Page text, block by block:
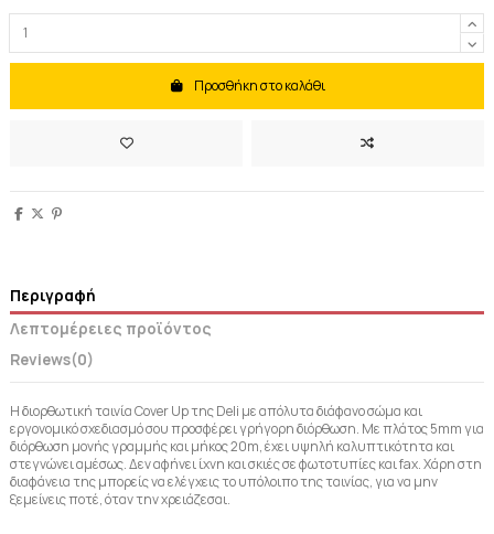
Προσθήκη στο καλάθι
Περιγραφή
Λεπτομέρειες προϊόντος
Reviews(0)
Η διορθωτική ταινία Cover Up της Deli με απόλυτα διάφανο σώμα και
εργονομικό σχεδιασμό σου προσφέρει γρήγορη διόρθωση. Με πλάτος 5mm για
διόρθωση μονής γραμμής και μήκος 20m, έχει υψηλή καλυπτικότητα και
στεγνώνει αμέσως. Δεν αφήνει ίχνη και σκιές σε φωτοτυπίες και fax. Χάρη στη
διαφάνεια της μπορείς να ελέγχεις το υπόλοιπο της ταινίας, για να μην
ξεμείνεις ποτέ, όταν την χρειάζεσαι.